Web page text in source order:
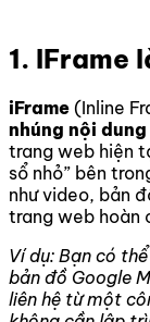
1. IFrame
iFrame (Inline
nhúng nội
trang web hiện
sổ nhỏ” bên
như video, bản
trang web hoàn
Ví dụ: Bạn có
bản đồ Google
liên hệ từ một